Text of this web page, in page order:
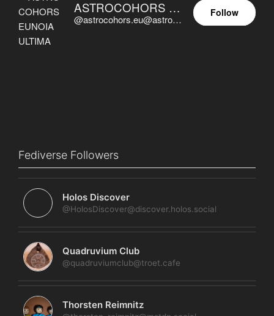
ASTROCOHORS EUNOIA ULTIMA
@astrocohors.eu@astrocohors.eu
Follow
Fediverse Followers
Holos Discover
@HolosDiscover@discover.holos.social
Quadruvium Club
@quadruviumclub@troet.cafe
Thorsten Reimnitz